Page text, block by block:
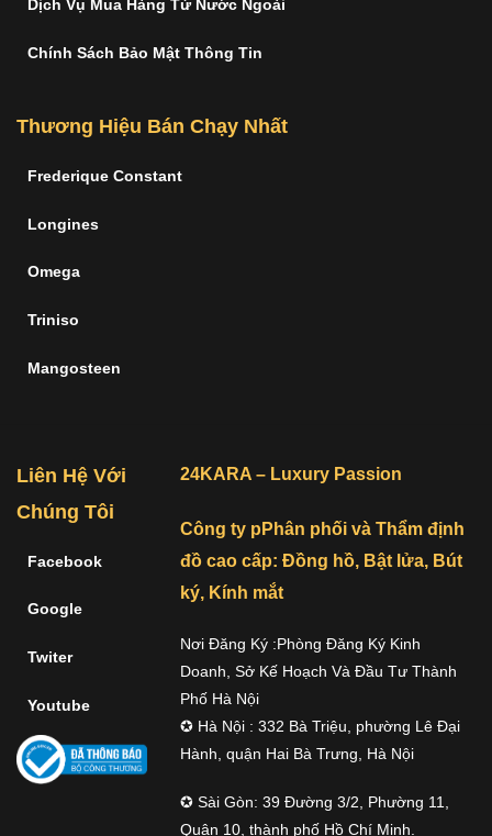
Dịch Vụ Mua Hàng Từ Nước Ngoài
Chính Sách Bảo Mật Thông Tin
Thương Hiệu Bán Chạy Nhất
Frederique Constant
Longines
Omega
Triniso
Mangosteen
Liên Hệ Với
Chúng Tôi
Facebook
Google
Twiter
Youtube
24KARA – Luxury Passion
Công ty pPhân phối và Thẩm định
đồ cao cấp: Đồng hồ, Bật lửa, Bút
ký, Kính mắt
Nơi Đăng Ký :Phòng Đăng Ký Kinh
Doanh, Sở Kế Hoạch Và Đầu Tư Thành
Phố Hà Nội
✪ Hà Nội : 332 Bà Triệu, phường Lê Đại
Hành, quận Hai Bà Trưng, Hà Nội
✪ Sài Gòn: 39 Đường 3/2, Phường 11,
Quận 10, thành phố Hồ Chí Minh.